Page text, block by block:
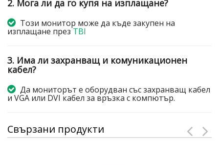
2. Мога ли да го купя на изплащане?
Този монитор може да къде закупен на
изплащане презTBI
3. Има ли захранващ и комуникационен
кабел?
Да мониторът е оборудван със захранващ кабел
и VGA или DVI кабел за връзка с компютър.
Свързани продукти